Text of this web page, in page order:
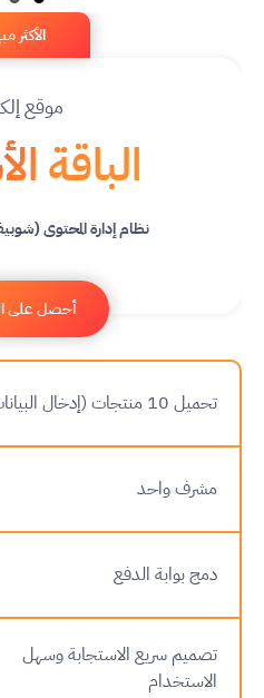
الأكثر
موقع
الباقة
نظام إدارة المحتوى
أحصل على
تحميل 10 منتجات (إدخال البيانات)
مشرف واحد
دمج بوابة الدفع
تصميم سريع الاستجابة وسهل
الاستخدام